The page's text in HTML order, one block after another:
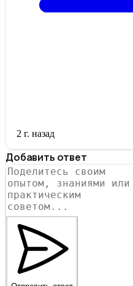
2 г. назад
Добавить ответ